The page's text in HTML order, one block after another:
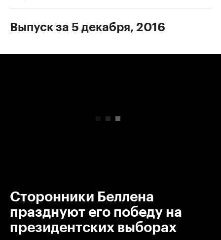
Выпуск за 5 декабря, 2016
Сторонники Беллена
празднуют его победу на
президентских выборах